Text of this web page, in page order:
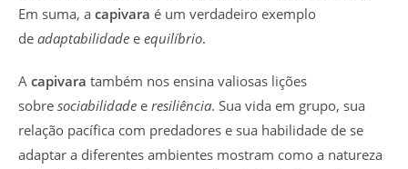
Em suma, a capivara é um verdadeiro exemplo
de adaptabilidade e equilíbrio.
A capivara também nos ensina valiosas lições
sobre sociabilidade e resiliência. Sua vida em grupo, sua
relação pacífica com predadores e sua habilidade de se
adaptar a diferentes ambientes mostram como a natureza